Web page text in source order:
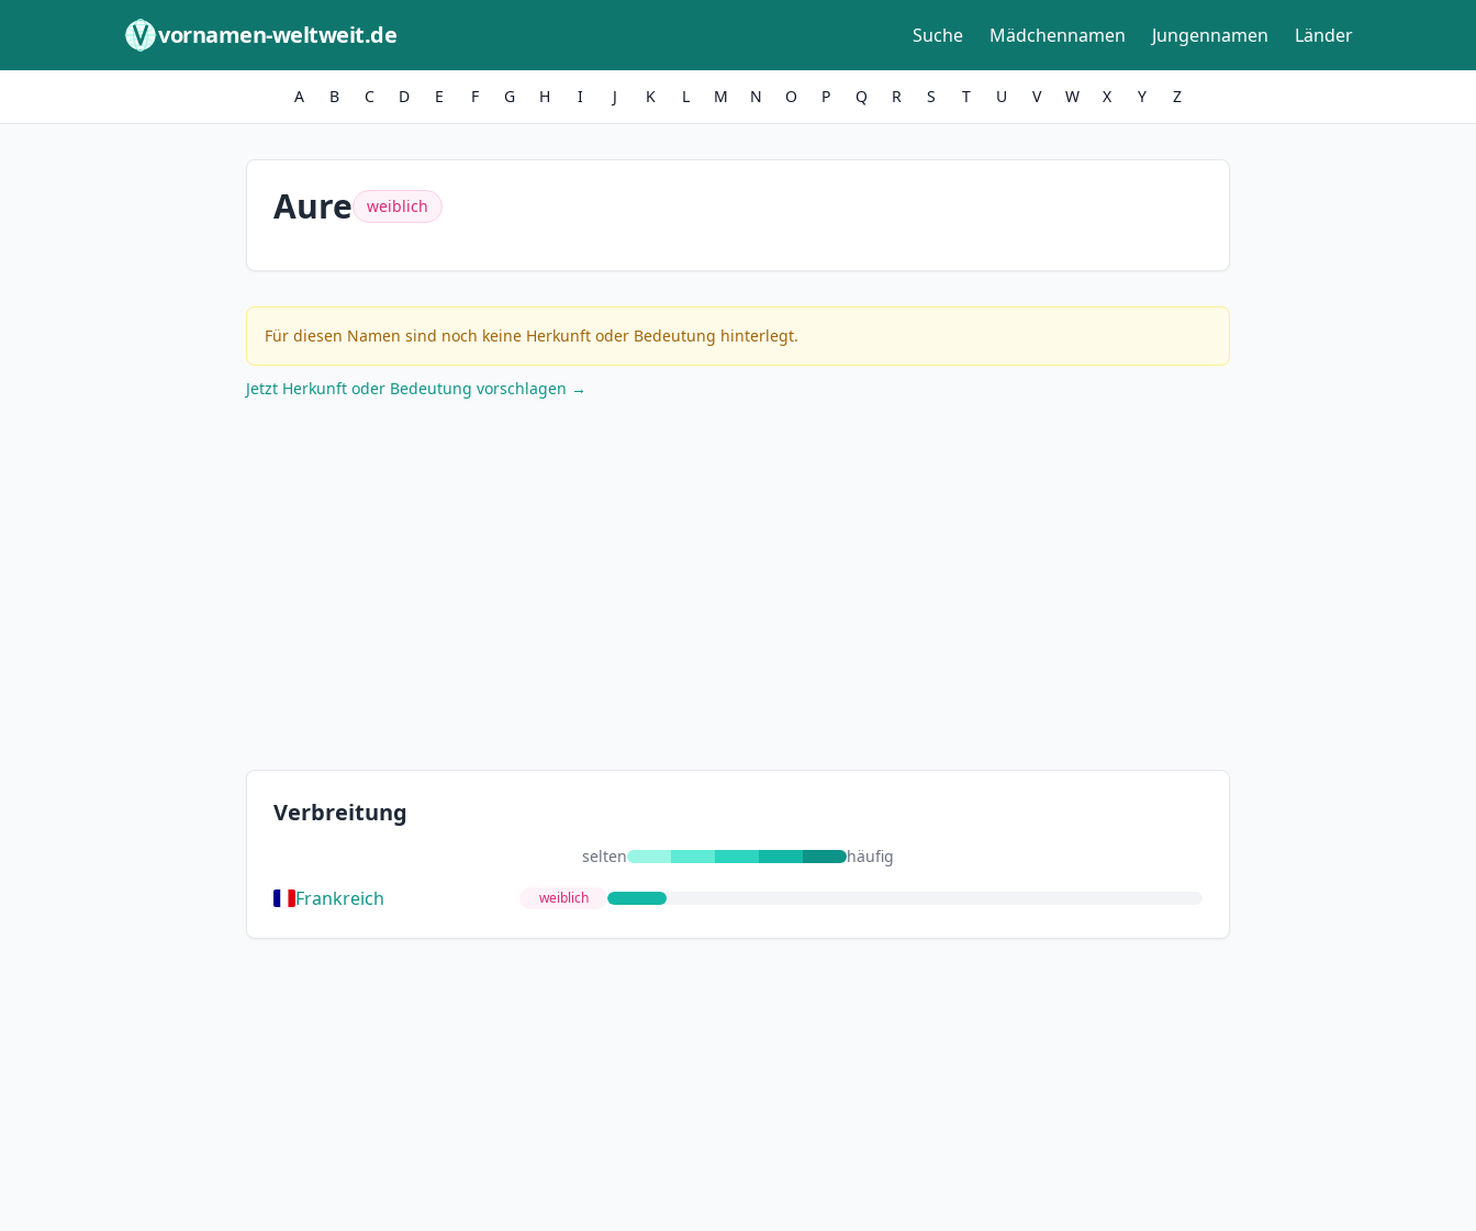
vornamen-weltweit.de Suche Mädchennamen Jungennamen Länder
A B C D E F G H I J K L M N O P Q R S T U V W X Y Z
Aure weiblich
Für diesen Namen sind noch keine Herkunft oder Bedeutung hinterlegt.
Jetzt Herkunft oder Bedeutung vorschlagen →
Verbreitung
selten häufig
Frankreich weiblich